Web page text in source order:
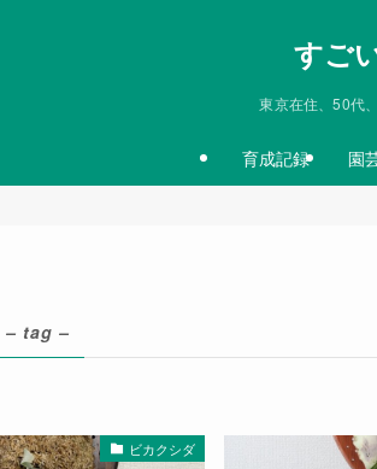
すご
東京在住、50代
育成記録 園
– tag –
ビカクシダ